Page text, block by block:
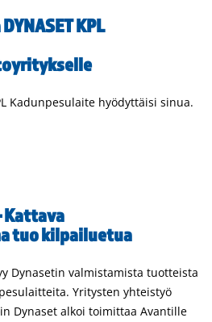
KPL
Kadunpesulaite hyödyttäisi sinua.
Kattava
tuo kilpailuetua
Dynasetin valmistamista tuotteista
Yritysten yhteistyö
Dynaset alkoi toimittaa Avantille